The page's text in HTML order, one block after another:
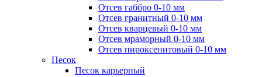
Отсев габбро 0-10 мм
Отсев гранитный 0-10 мм
Отсев кварцевый 0-10 мм
Отсев мраморный 0-10 мм
Отсев пироксенитовый 0-10 мм
Песок
Песок карьерный